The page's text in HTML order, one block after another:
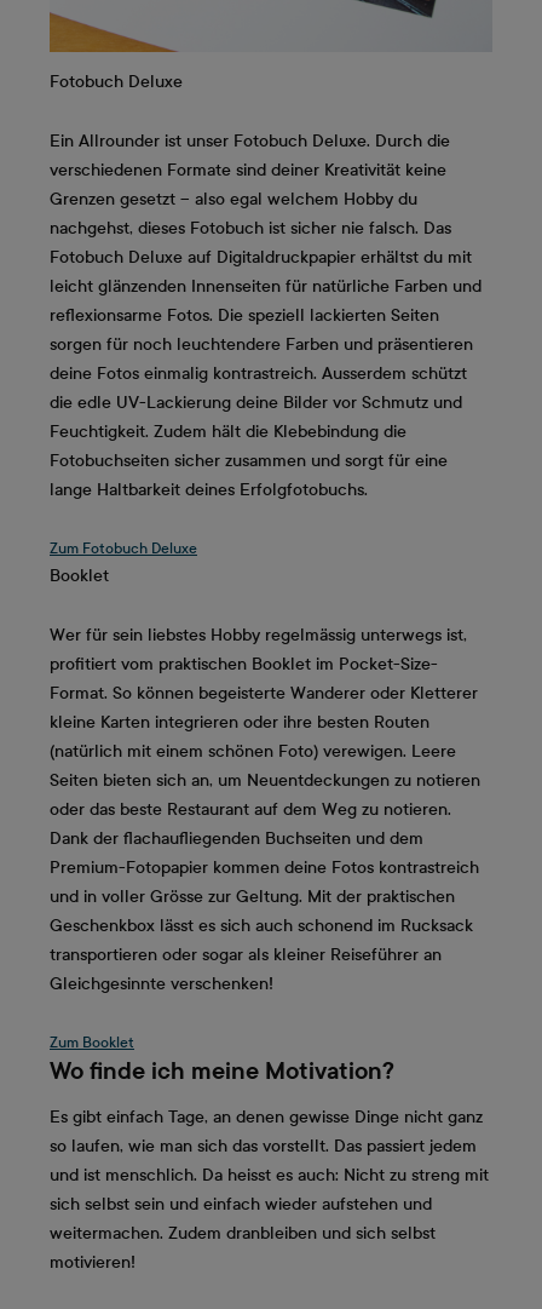
Fotobuch Deluxe
Ein Allrounder ist unser Fotobuch Deluxe. Durch die
verschiedenen Formate sind deiner Kreativität keine
Grenzen gesetzt – also egal welchem Hobby du
nachgehst, dieses Fotobuch ist sicher nie falsch. Das
Fotobuch Deluxe auf Digitaldruckpapier erhältst du mit
leicht glänzenden Innenseiten für natürliche Farben und
reflexionsarme Fotos. Die speziell lackierten Seiten
sorgen für noch leuchtendere Farben und präsentieren
deine Fotos einmalig kontrastreich. Ausserdem schützt
die edle UV-Lackierung deine Bilder vor Schmutz und
Feuchtigkeit. Zudem hält die Klebebindung die
Fotobuchseiten sicher zusammen und sorgt für eine
lange Haltbarkeit deines Erfolgfotobuchs.
Zum Fotobuch Deluxe
Booklet
Wer für sein liebstes Hobby regelmässig unterwegs ist,
profitiert vom praktischen Booklet im Pocket-Size-
Format. So können begeisterte Wanderer oder Kletterer
kleine Karten integrieren oder ihre besten Routen
(natürlich mit einem schönen Foto) verewigen. Leere
Seiten bieten sich an, um Neuentdeckungen zu notieren
oder das beste Restaurant auf dem Weg zu notieren.
Dank der flachaufliegenden Buchseiten und dem
Premium-Fotopapier kommen deine Fotos kontrastreich
und in voller Grösse zur Geltung. Mit der praktischen
Geschenkbox lässt es sich auch schonend im Rucksack
transportieren oder sogar als kleiner Reiseführer an
Gleichgesinnte verschenken!
Zum Booklet
Wo finde ich meine Motivation?
Es gibt einfach Tage, an denen gewisse Dinge nicht ganz
so laufen, wie man sich das vorstellt. Das passiert jedem
und ist menschlich. Da heisst es auch: Nicht zu streng mit
sich selbst sein und einfach wieder aufstehen und
weitermachen. Zudem dranbleiben und sich selbst
motivieren!